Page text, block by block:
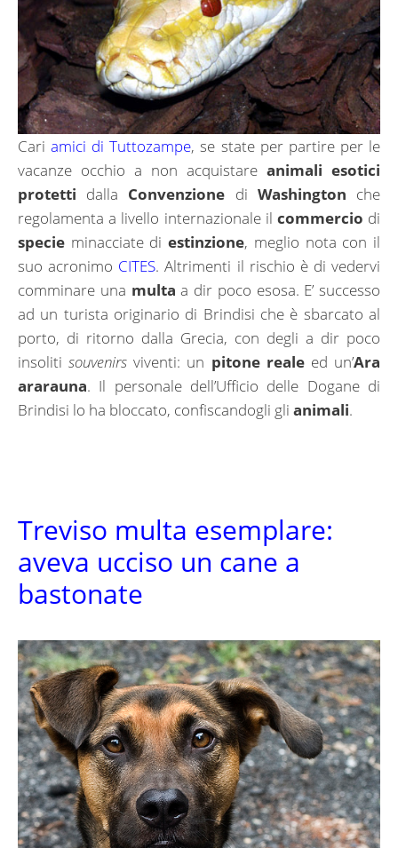
Cariamici di Tuttozampe, se state per partire per le
vacanze occhio a non acquistare animali esotici
protetti dalla Convenzione di Washington che
regolamenta a livello internazionale il commercio di
specie minacciate diestinzione, meglio nota con il
suo acronimo CITES. Altrimenti il rischio è di vedervi
comminare una multa a dir poco esosa. E’ successo
ad un turista originario di Brindisi che è sbarcato al
porto, di ritorno dalla Grecia, con degli a dir poco
insolitisouvenirs viventi: un pitone realeed un’Ara
ararauna. Il personale dell’Ufficio delle Dogane di
Brindisi lo ha bloccato, confiscandogli gli animali.
Treviso multa esemplare:
aveva ucciso un cane a
bastonate